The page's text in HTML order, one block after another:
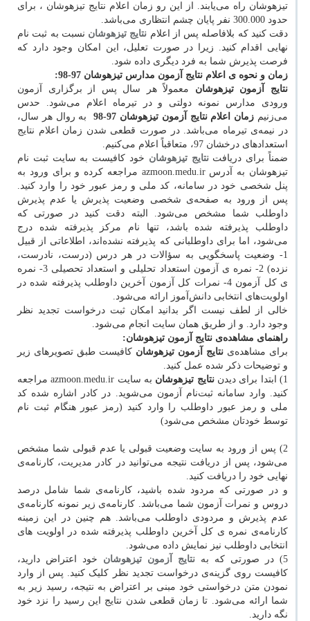
تیزهوشان راه می‌یابند. از این رو زمان اعلام نتایج تیزهوشان ، برای
حدود 300.000 نفر پایان چشم انتظاری می‌باشد.
دقت کنید که بلافاصله پس از اعلام نتایج تیزهوشان نسبت به ثبت نام
نهایی اقدام کنید. زیرا در صورت تعلیل، این امکان وجود دارد که
فرصت پذیرش شما به فرد دیگری داده شود.
زمان و نحوه ی اعلام نتایج آزمون مدارس تیزهوشان 97-98:
نتایج آزمون تیزهوشان معمولاً هر سال پس از برگزاری آزمون
ورودی مدارس نمونه دولتی و در تیرماه اعلام می‌شود. حدس
می‌زنیم زمان اعلام نتایج آزمون تیزهوشان 97-98
به روال هر سال،
در نیمه‌ی تیرماه می‌باشد. در صورت قطعی شدن زمان اعلام نتایج
استعدادهای درخشان 97، متعاقباً اعلام می‌کنیم.
ضمناً برای دریافتنتایج تیزهوشان خود کافیست به سایت ثبت نام
تیزهوشان به آدرس azmoon.medu.ir مراجعه کرده و برای ورود به
پنل شخصی خود در سامانه، کد ملی و رمز عبور خود را وارد کنید.
پس از ورود به صفحه‌ی شخصی وضعیت پذیرش یا عدم پذیرش
داوطلب شما مشخص می‌شود. البته دقت کنید در صورتی که
داوطلب پذیرفته شده باشد، تنها نام مرکز پذیرفته شده درج
می‌شود، اما برای داوطلبانی که پذیرفته نشده‌اند، اطلاعاتی از قبیل
1- وضعیت پاسخگویی به سؤالات در هر درس (درست، نادرست،
نزده) 2- نمره ی آزمون استعداد تحلیلی و استعداد تحصیلی 3- نمره
ی کل آزمون 4- نمرات کل آزمون آخرین داوطلب پذیرفته شده در
اولویت‌های انتخابی دانش‌آموز ارائه می‌شود.
خالی از لطف نیست اگر بدانید امکان ثبت درخواست تجدید نظر
وجود دارد. و از طریق همان سایت انجام می‌شود.
راهنمای مشاهده‌ی نتایج آزمون تیزهوشان:
برای مشاهده‌ی نتایج آزمون تیزهوشان کافیست طبق تصویرهای زیر
و توضیحات ذکر شده عمل کنید.
1) ابتدا برای دیدن
نتایج تیزهوشان
به سایت azmoon.medu.ir مراجعه
کنید. وارد سامانه ثبت‌نام آزمون می‌شوید. در کادر اشاره شده کد
ملی و رمز عبور داوطلب را وارد کنید (رمز عبور هنگام ثبت نام
توسط خودتان مشخص می‌شود)
2) پس از ورود به سایت وضعیت قبولی یا عدم قبولی شما مشخص
می‌شود، پس از دریافت نتیجه می‌توانید در کادر مدیریت، کارنامه‌ی
نهایی خود را دریافت کنید.
و در صورتی که مردود شده باشید، کارنامه‌ی شما شامل درصد
دروس و نمرات آزمون شما می‌باشد. کارنامه‌ی زیر نمونه کارنامه‌ی
عدم پذیرش و مردودی داوطلب می‌باشد. هم چنین در این زمینه
کارنامه‌ی نمره ی کل آخرین داوطلب پذیرفته شده در اولویت های
انتخابی داوطلب نیز نمایش داده می‌شود.
5) در صورتی که به
نتایج آزمون تیزهوشان خود اعتراض دارید،
کافیست روی گزینه‌ی درخواست تجدید نظر کلیک کنید. پس از وارد
نمودن متن درخواستی خود مبنی بر اعتراض به نتیجه، رسید زیر به
شما ارائه می‌شود. تا زمان قطعی شدن نتایج این رسید را نزد خود
نگه دارید.